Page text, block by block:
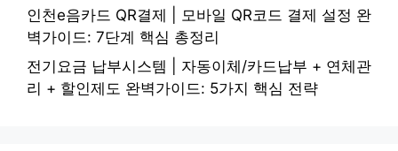
인천e음카드 QR결제 | 모바일 QR코드 결제 설정 완
벽가이드: 7단계 핵심 총정리
전기요금 납부시스템 | 자동이체/카드납부 + 연체관
리 + 할인제도 완벽가이드: 5가지 핵심 전략